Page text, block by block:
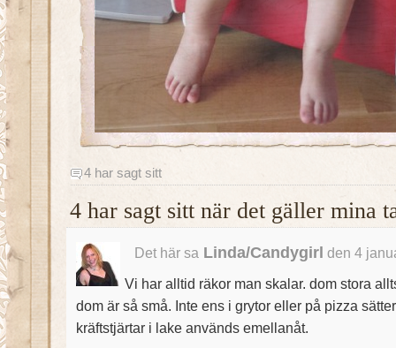
4 har sagt sitt
4 har sagt sitt när det gäller mina
Det här sa Linda/Candygirl den 4
Vi har alltid räkor man skalar. dom stora
dom är så små. Inte ens i grytor eller på pizza
kräftstjärtar i lake används emellanåt.